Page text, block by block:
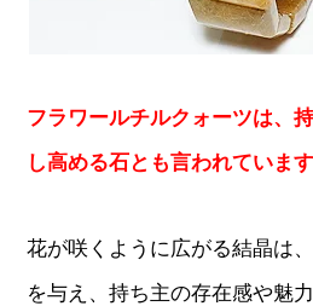
フラワールチルクォーツは、
し高める石とも言われています
花が咲くように広がる結晶は
を与え、持ち主の存在感や魅